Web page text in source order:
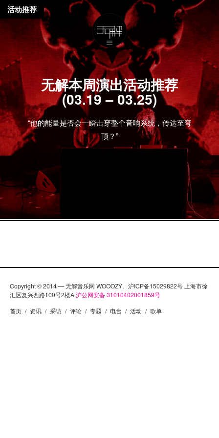
无解本周演出活动推荐
(03.19 – 03.25)
“他的能量是否会一瞬击穿整个音响系统，传达至穹
顶？”
活动推荐
Copyright © 2014 — 无解音乐网 WOOOZY。沪ICP备15029822号 上海市徐
汇区复兴西路100号2楼A沪公网安备 31010402001859号
首页 / 资讯 / 采访 / 评论 / 专题 / 电台 / 活动 / 歌单